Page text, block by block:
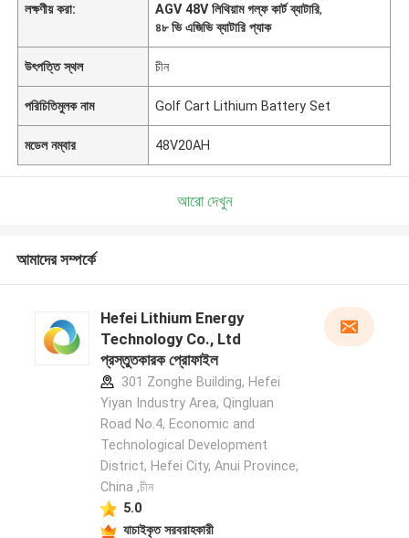
লক্ষণীয় করা:
AGV 48V লিথিয়াম গল্ফ কার্ট ব্যাটারি,
৪৮ ভি এজিভি ব্যাটারি প্যাক
উৎপত্তি স্থল চীন
পরিচিতিমুলক নাম Golf Cart Lithium Battery Set
মডেল নম্বার 48V20AH
আরো দেখুন
আমাদের সম্পর্কে
Hefei Lithium Energy
Technology Co., Ltd
প্রস্তুতকারক প্রোফাইল
301 Zonghe Building, Hefei
Yiyan Industry Area, Qingluan
Road No.4, Economic and
Technological Development
District, Hefei City, Anui Province,
China ,চীন
5.0
যাচাইকৃত সরবরাহকারী